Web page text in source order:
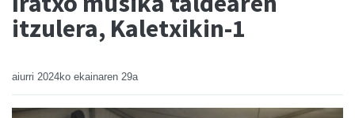
itzulera, Kaletxikin-1
aiurri 2024ko ekainaren 29a